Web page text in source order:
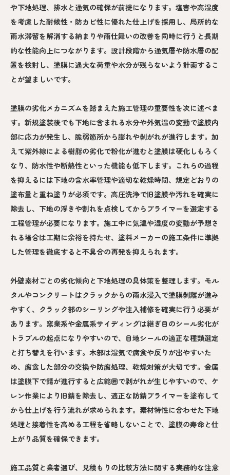
や下地処理、排水と通気の確保が前提になります。塩害や高湿度
を考慮した耐候性・防カビ性に優れた仕上げを採用し、局所的な
雨水滞留を解消する納まりや雨仕舞いの改善を同時に行うと長期
的な性能向上につながります。設計段階から通気層や防水層の配
置を検討し、塗膜に過大な荷重や水分が残らないよう計画するこ
とが望ましいです。
塗膜の劣化メカニズムを踏まえた施工管理の重要性を次に述べま
す。新規塗装後でも下地に含まれる水分や外気温の変動で塗膜内
部に応力が発生し、脆弱箇所から膨れや剥がれが進行します。加
えて紫外線による樹脂の劣化で粉化が進むと塗膜は硬化しもろく
なり、防水性や断熱性といった機能も低下します。これらの過程
を抑えるには下地の含水率管理や適切な乾燥時間、規定どおりの
塗布量と重ね塗りが必須です。高圧洗浄で旧塗膜や汚れを確実に
除去し、下地の浮きや割れを点検してからプライマーを選定する
工程管理が必要になります。施工中に気温や湿度の変動が予想さ
れる場合は工期に余裕を持たせ、塗料メーカーの施工条件に準拠
した管理を徹底すると不具合の再発を抑えられます。
外壁素材ごとの劣化傾向と下地処理の具体策を整理します。モル
タルやコンクリートはクラックからの雨水浸入で塗膜剥離が進み
やすく、クラック部のシーリングや注入補修を確実に行う必要が
あります。窯業系や金属系サイディングは継ぎ目のシール劣化が
トラブルの起点になりやすいので、目地シールの適正な種類選定
と打ち替えを行います。木部は湿気で腐食や反りが出やすいた
め、腐食した部分の交換や防腐処理、乾燥対策が大切です。金属
は塗膜下で錆が進行すると広範囲で剥がれが生じやすいので、ケ
レン作業により旧錆を除去し、適正な防錆プライマーを塗布して
から仕上げを行う流れが求められます。素材特性に合わせた下地
処理と接着性を高める工程を省略しないことで、塗膜の寿命と仕
上がり品質を確保できます。
施工品質と業者選び、見積もりの比較方法に関する実務的な注意